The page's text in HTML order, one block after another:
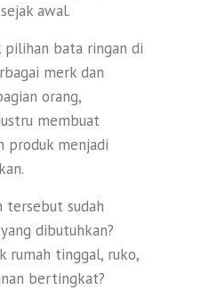
awal.
pilihan bata ringan di
merk dan
orang,
membuat
produk menjadi
tersebut sudah
dibutuhkan?
rumah tinggal, ruko,
bertingkat?